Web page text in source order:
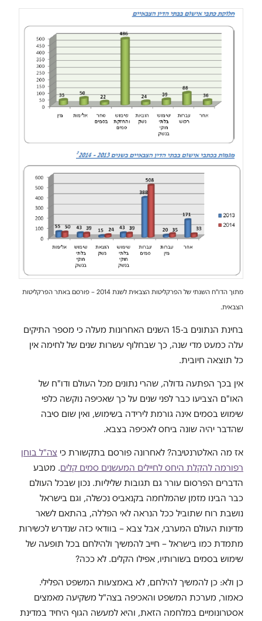
מתוך הדו"ח השנתי של הפרקליטות הצבאית לשנת 2014 – פורסם באתר הפרקליטות
הצבאית.
בחינת הנתונים ב-15 השנים האחרונות מעלה כי מספר התיקים
עלה כמעט מדי שנה, כך שבחלוף עשרות שנים של לחימה אין
כל תוצאה חיובית.
אין בכך הפתעה גדולה, שהרי נתונים מכל העולם ודו"ח של
האו"ם הצביעו כבר לפני שנים על כך שאכיפה נוקשה כלפי
שימוש בסמים אינה גורמת לירידה בשימוש, ואין שום סיבה
שהדבר יהיה שונה ביחס לאכיפה בצבא.
אז מה האלטרנטיבה? לאחרונה פורסם בתקשורת כי צה"ל בוחן
רפורמה להקלת היחס לחיילים המעשנים סמים קלים. מטבע
הדברים הפרסום עורר גם תגובות שליליות. נכון שבכל העולם
כבר הבינו מזמן שהמלחמה בקנאביס נכשלה, וגם בישראל
נושבת רוח שתוביל ככל הנראה לאי הפללה, בהתאם לשאר
מדינות העולם המערבי, אבל צבא – בוודאי כזה שנדרש לכשירות
מתמדת כמו בישראל – חייב להמשיך ולהילחם בכל תופעה של
שימוש בסמים בשורותיו, אפילו הקלים. לא ככה?
כן ולא: כן להמשיך להילחם, לא באמצעות המשפט הפלילי.
כאמור, מערכת המשפט והאכיפה בצה"ל משקיעה מאמצים
אסטרונומיים במלחמה הזאת, והיא למעשה הגוף היחיד במדינת